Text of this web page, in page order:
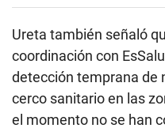
Ureta también señaló
coordinación con
detección temprana de
cerco sanitario en las
el momento no se han